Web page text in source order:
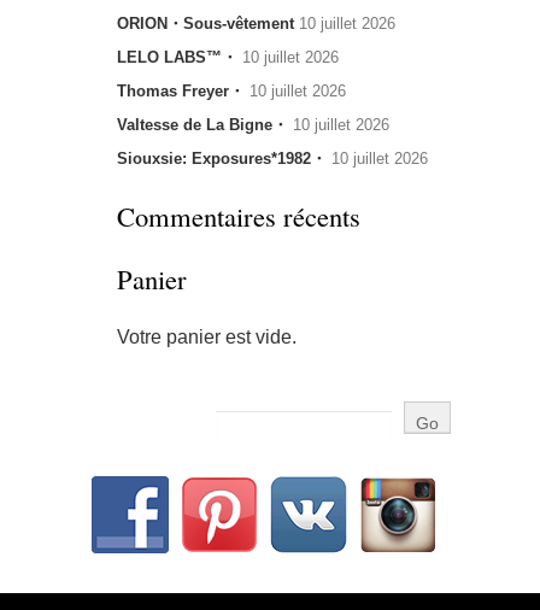
ORION・Sous-vêtement 10 juillet 2026
LELO LABS™・ 10 juillet 2026
Thomas Freyer・ 10 juillet 2026
Valtesse de La Bigne・ 10 juillet 2026
Siouxsie: Exposures*1982・ 10 juillet 2026
Commentaires récents
Panier
Votre panier est vide.